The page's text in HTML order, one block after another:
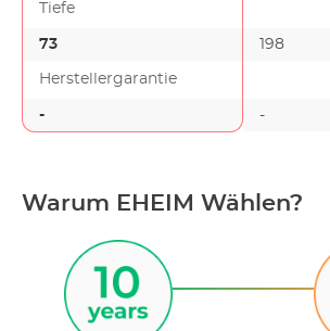
Tiefe
73 198
Herstellergarantie
- -
Warum EHEIM Wählen?